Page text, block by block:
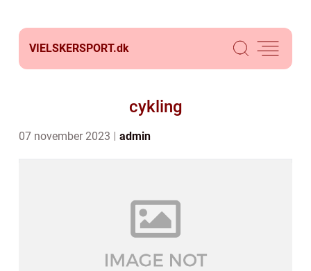
VIELSKERSPORT.dk
cykling
07 november 2023 admin